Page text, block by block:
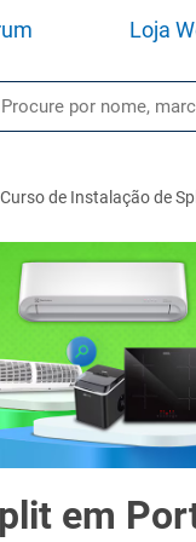
Loja
Curso de Instalação de
em